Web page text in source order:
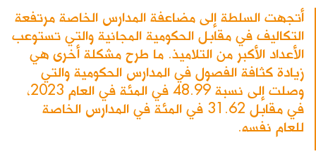
أتجهت السلطة إلى مضاعفة المدارس الخاصة مرتفعة
التكاليف في مقابل الحكومية المجانية والتي تستوعب
الأعداد الأكبر من التلاميذ. ما طرح مشكلة أخرى هي
زيادة كثافة الفصول في المدارس الحكومية والتي
وصلت إلى نسبة 48.99 في المئة في العام 2023،
في مقابل 31.62 في المئة في المدارس الخاصة
للعام نفسه.